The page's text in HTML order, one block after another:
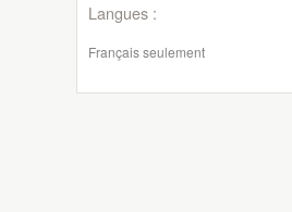
Langues :
Français seulement